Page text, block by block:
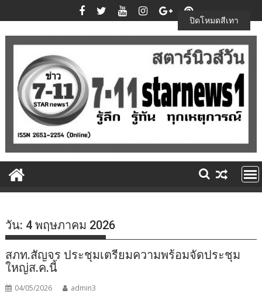
to
content
วัน: 4 พฤษภาคม 2026
สภท.สัญจร ประชุมเตรียมความพร้อมจัดประชุม
ใหญ่ส.ค.นี้
04/05/2026 admin3
ปิดโหมดสีเทา